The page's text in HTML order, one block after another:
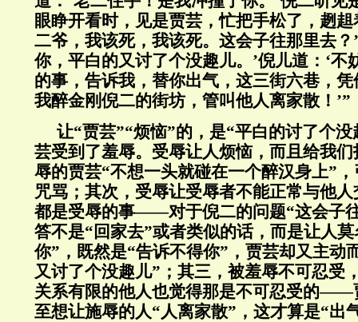
眼睁开看时，见是贾芸，忙把手松了，趔趄
二爷，我该死，我该死。这会子往那里去？
你，平白的又讨了个没趣儿。’倪儿道：‘不
的事，告诉我，替你出气，这三街六巷，
我醉金刚倪二的街坊，管叫他人离家散！’”
让“贾芸”“烦恼”的，是“平白的讨了个
芸受到了羞辱。受辱让人烦恼，而且给我
辱的贾芸“不想一头就碰在一个醉汉身上”
咒骂；其次，受辱让受辱者不能正常与他
都是受辱的事——对于倪二的问题“这会子
答不是“回家去”或者类似的话，而是让人
你”，既然是“告诉不得你”，贾芸却又主动
又讨了个没趣儿”；其三，被羞辱不可忍受
关系有限的他人也觉得那是不可忍受的——
至想让施辱的人“人离家散”，这才算是“出